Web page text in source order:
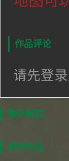
作品评论
请先登
猜你喜欢
相关作品